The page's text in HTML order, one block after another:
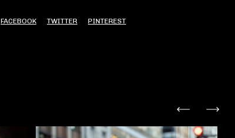
FACEBOOK TWITTER PINTEREST